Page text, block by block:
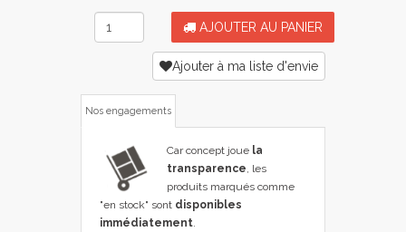
AJOUTER AU PANIER
Ajouter à ma liste d'envie
Nos engagements
Car concept joue la
transparence , les
produits marqués comme
"en stock" sont disponibles
immédiatement